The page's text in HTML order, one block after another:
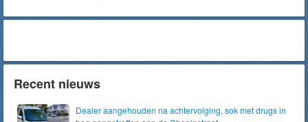
Recent nieuws
Dealer aangehouden na achtervolging, sok met drugs in